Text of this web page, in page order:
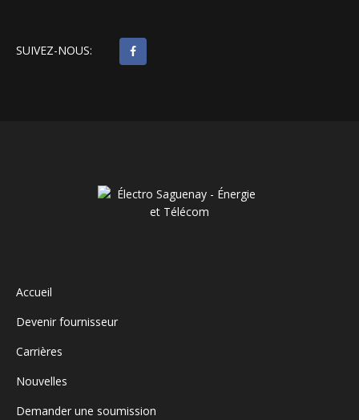
SUIVEZ-NOUS:
Accueil
Devenir fournisseur
Carrières
Nouvelles
Demander une soumission